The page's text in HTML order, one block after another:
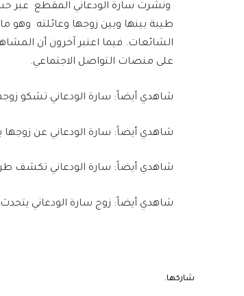
ونشرت سارة الودعاني المقطع عبر
طيبة بينها وبين زوجها وعائلته وهو
الشائعات. فيما اعتبر آخرون أن
على منصات التواصل الاجتماعي.
شاهدي أيضاً: سارة الودعاني تشكو
شاهدي أيضاً: سارة الودعاني عن
شاهدي أيضاً: سارة الودعاني تكشف
شاهدي أيضاً: زوج سارة الودعاني
شاركها.